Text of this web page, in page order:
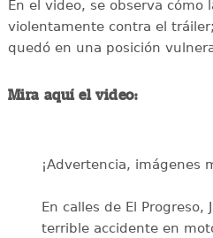
En el video, se observa cómo
violentamente contra el
quedó en una posición
Mira aquí el video:
¡Advertencia, imágenes
En calles de El Progreso,
terrible accidente en